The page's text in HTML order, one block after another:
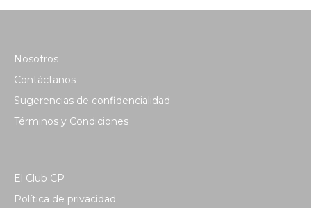
Nosotros
Contáctanos
Sugerencias de confidencialidad
Términos y Condiciones
El Club CP
Política de privacidad